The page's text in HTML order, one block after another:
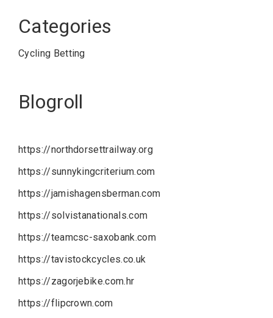
Categories
Cycling Betting
Blogroll
https://northdorsettrailway.org
https://sunnykingcriterium.com
https://jamishagensberman.com
https://solvistanationals.com
https://teamcsc-saxobank.com
https://tavistockcycles.co.uk
https://zagorjebike.com.hr
https://flipcrown.com